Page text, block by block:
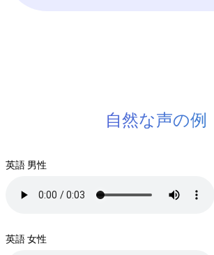
自然な声の例
英語 男性
英語 女性